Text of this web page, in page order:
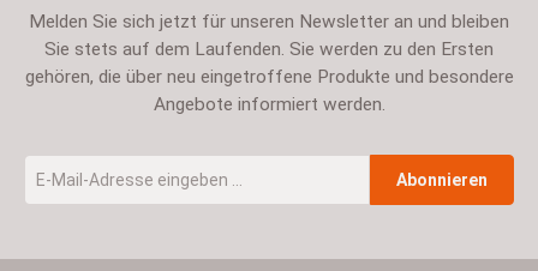
Melden Sie sich jetzt für unseren Newsletter an und bleiben
Sie stets auf dem Laufenden. Sie werden zu den Ersten
gehören, die über neu eingetroffene Produkte und besondere
Angebote informiert werden.
Abonnieren